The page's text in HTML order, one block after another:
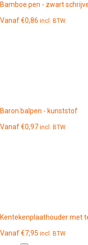
Bamboe pen - zwart
Vanaf€0,86 incl. BTW
Baron balpen - kunststof
Vanaf€0,97 incl. BTW
Kentekenplaathouder met
Vanaf€7,95 incl. BTW